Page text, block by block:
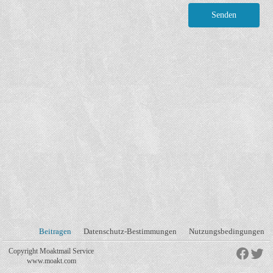
Nutzungsbedingungen
Datenschutz-Bestimmungen
Beitragen
Copyright Moaktmail Service
www.moakt.com